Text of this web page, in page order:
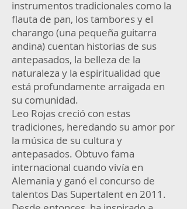
instrumentos tradicionales como la
flauta de pan, los tambores y el
charango (una pequeña guitarra
andina) cuentan historias de sus
antepasados, la belleza de la
naturaleza y la espiritualidad que
está profundamente arraigada en
su comunidad.
Leo Rojas creció con estas
tradiciones, heredando su amor por
la música de su cultura y
antepasados. Obtuvo fama
internacional cuando vivía en
Alemania y ganó el concurso de
talentos Das Supertalent en 2011.